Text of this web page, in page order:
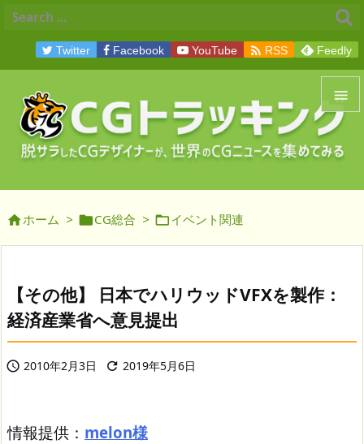


メニュ
前へ
Twitter Facebook YouTube  RSS Feedly
ホーム > CG総合 > イベント関連
【その他】 日本でハリウッドVFXを製作：
経済産業省へ意見提出
 2010年2月3日  2019年5月6日
情報提供： melon様